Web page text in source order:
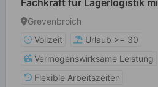
Fachkraft für Lagerlogistik
Grevenbroich
Vollzeit
Urlaub >= 30
Vermögenswirksame Leistung
Flexible Arbeitszeiten